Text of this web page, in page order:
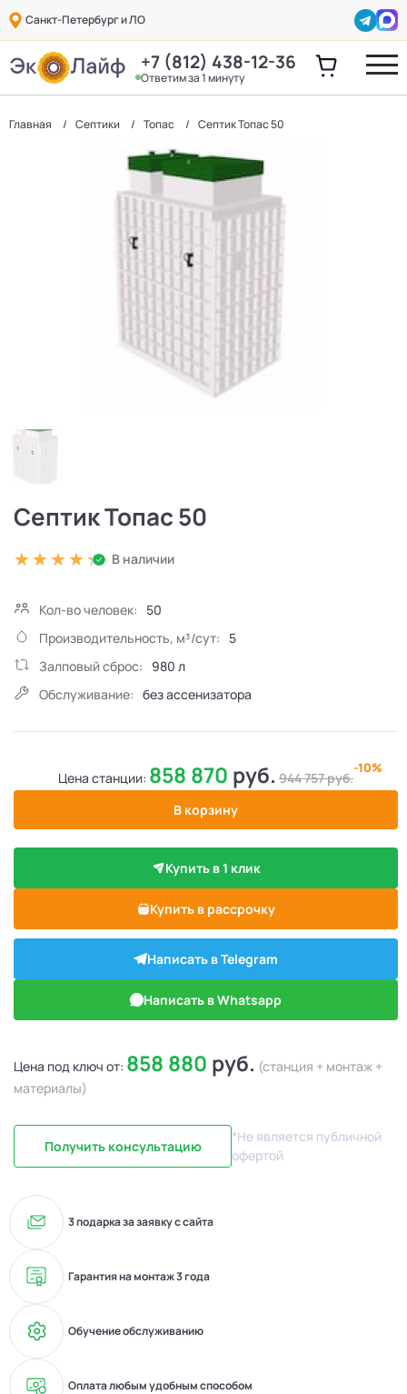
Санкт-Петербург и ЛО
+7 (812) 438-12-36
Ответим за 1 минуту
Главная Септики Топас Септик Топас 50
Септик Топас 50
В наличии
Кол-во человек:
50
Производительность, м³/сут:
5
Залповый сброс:
980 л
Обслуживание: без ассенизатора
Цена станции: 858 870 руб. 944 757руб.
-10%
В корзину
Купить в 1 клик
Купить в рассрочку
Написать в Telegram
Написать в Whatsapp
Цена под ключ от: 858 880 руб. (станция + монтаж +
материалы)
Получить консультацию
*Не является публичной
офертой
3 подарка за заявку с сайта
Гарантия на монтаж 3 года
Обучение обслуживанию
Оплата любым удобным способом